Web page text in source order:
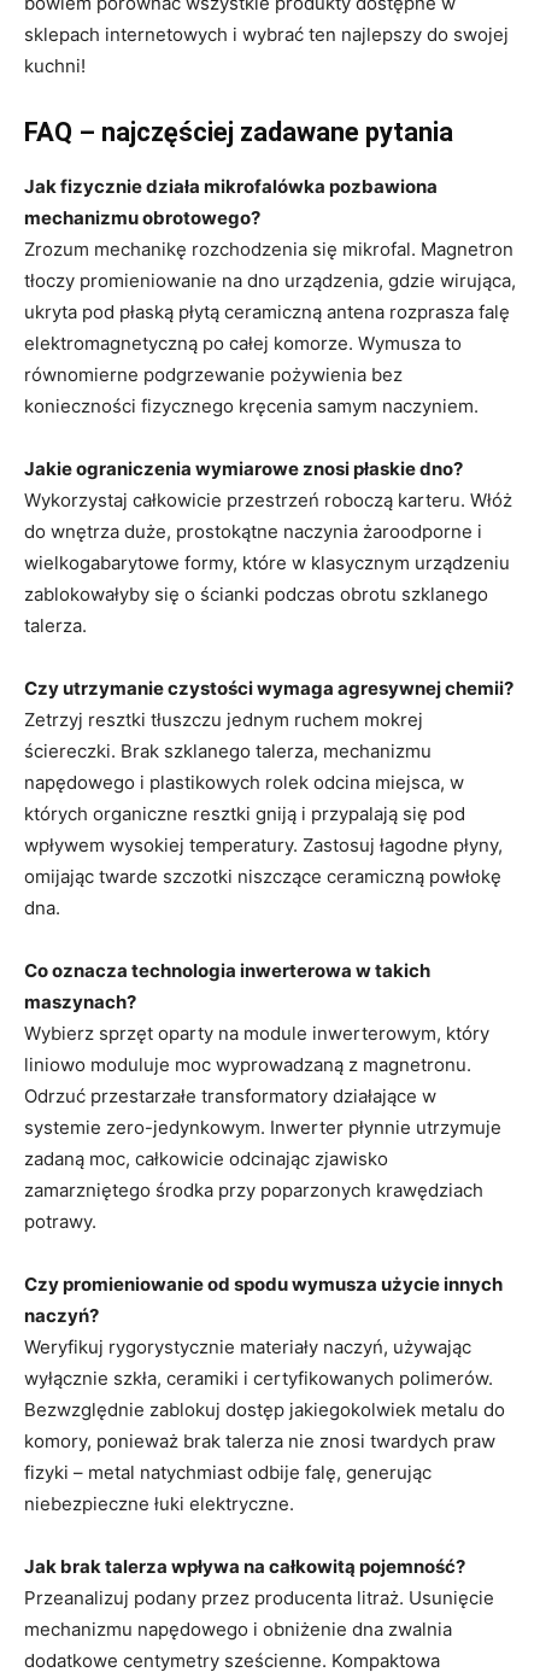
sklepach internetowych i wybrać ten najlepszy do swojej
kuchni!
FAQ – najczęściej zadawane pytania
Jak fizycznie działa mikrofalówka pozbawiona
mechanizmu obrotowego?
Zrozum mechanikę rozchodzenia się mikrofal. Magnetron
tłoczy promieniowanie na dno urządzenia, gdzie wirująca,
ukryta pod płaską płytą ceramiczną antena rozprasza falę
elektromagnetyczną po całej komorze. Wymusza to
równomierne podgrzewanie pożywienia bez
konieczności fizycznego kręcenia samym naczyniem.
Jakie ograniczenia wymiarowe znosi płaskie dno?
Wykorzystaj całkowicie przestrzeń roboczą karteru. Włóż
do wnętrza duże, prostokątne naczynia żaroodporne i
wielkogabarytowe formy, które w klasycznym urządzeniu
zablokowałyby się o ścianki podczas obrotu szklanego
talerza.
Czy utrzymanie czystości wymaga agresywnej chemii?
Zetrzyj resztki tłuszczu jednym ruchem mokrej
ściereczki. Brak szklanego talerza, mechanizmu
napędowego i plastikowych rolek odcina miejsca, w
których organiczne resztki gniją i przypalają się pod
wpływem wysokiej temperatury. Zastosuj łagodne płyny,
omijając twarde szczotki niszczące ceramiczną powłokę
dna.
Co oznacza technologia inwerterowa w takich
maszynach?
Wybierz sprzęt oparty na module inwerterowym, który
liniowo moduluje moc wyprowadzaną z magnetronu.
Odrzuć przestarzałe transformatory działające w
systemie zero-jedynkowym. Inwerter płynnie utrzymuje
zadaną moc, całkowicie odcinając zjawisko
zamarzniętego środka przy poparzonych krawędziach
potrawy.
Czy promieniowanie od spodu wymusza użycie innych
naczyń?
Weryfikuj rygorystycznie materiały naczyń, używając
wyłącznie szkła, ceramiki i certyfikowanych polimerów.
Bezwzględnie zablokuj dostęp jakiegokolwiek metalu do
komory, ponieważ brak talerza nie znosi twardych praw
fizyki – metal natychmiast odbije falę, generując
niebezpieczne łuki elektryczne.
Jak brak talerza wpływa na całkowitą pojemność?
Przeanalizuj podany przez producenta litraż. Usunięcie
mechanizmu napędowego i obniżenie dna zwalnia
dodatkowe centymetry sześcienne. Kompaktowa